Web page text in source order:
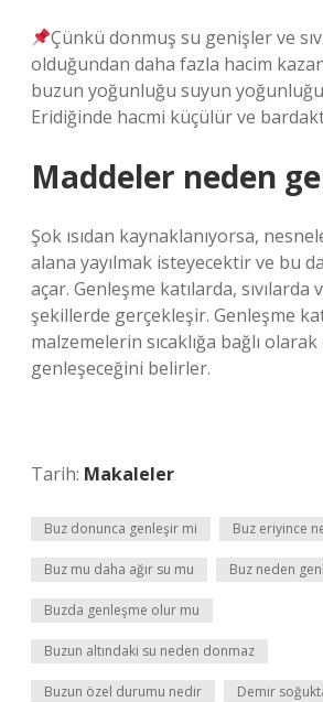
Çünkü donmuş su genişler ve
olduğundan daha fazla hacim
buzun yoğunluğu suyun
Eridiğinde hacmi küçülür ve
Maddeler neden
Şok ısıdan kaynaklanıyorsa,
alana yayılmak isteyecektir ve bu
açar. Genleşme katılarda, sıvılarda
şekillerde gerçekleşir. Genleşme
malzemelerin sıcaklığa bağlı
genleşeceğini belirler.
Tarih: Makaleler
Buz donunca genleşir mi Buz eriyince
Buz mu daha ağır su mu Buz neden
Buzda genleşme olur mu
Buzun altındaki su neden donmaz
Buzun özel durumu nedir Demir